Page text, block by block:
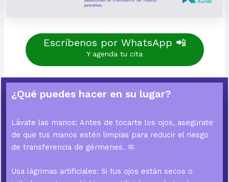
Escríbenos por WhatsApp 📲
Y agenda tu cita
¿Qué puedes hacer en su lugar?
Lávate las manos: Antes de tocarte los ojos, asegúrate
de que tus manos estén limpias para reducir el riesgo
de transferencia de gérmenes. 🧼
Usa lágrimas artificiales: Si tus ojos están secos o